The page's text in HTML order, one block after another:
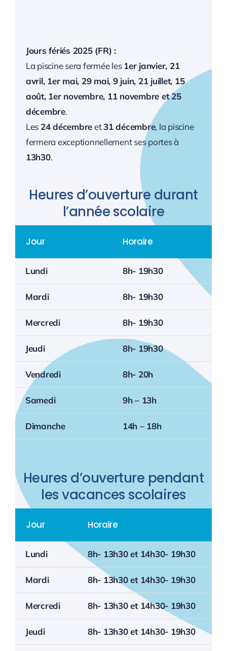
Jours fériés 2025 (FR) :
La piscine sera fermée les 1er janvier, 21
avril, 1er mai, 29 mai, 9 juin, 21 juillet, 15
août, 1er novembre, 11 novembre et 25
décembre.
Les 24 décembreet31 décembre, la piscine
fermera exceptionnellement ses portes à
13h30.
Heures d’ouverture durant
l’année scolaire
Jour Horaire
Lundi 8h- 19h30
Mardi 8h- 19h30
Mercredi 8h- 19h30
Jeudi 8h- 19h30
Vendredi 8h- 20h
Samedi 9h – 13h
Dimanche 14h – 18h
Heures d’ouverture pendant
les vacances scolaires
Jour Horaire
Lundi 8h- 13h30 et 14h30- 19h30
Mardi 8h- 13h30 et 14h30- 19h30
Mercredi 8h- 13h30 et 14h30- 19h30
Jeudi 8h- 13h30 et 14h30- 19h30